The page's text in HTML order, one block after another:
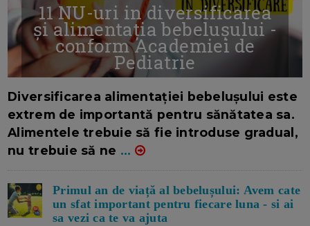
11 NU-uri in diversificarea
și alimentația bebelușului -
conform Academiei de
Pediatrie
Diversificarea alimentației bebelușului este
extrem de importantă pentru sănătatea sa.
Alimentele trebuie să fie introduse gradual,
nu trebuie să ne ...
Primul an de viață al bebelușului: Avem cate
un sfat important pentru fiecare luna - si ai
sa vezi ca te va ajuta